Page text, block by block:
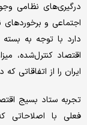
درگیری‌های نظامی
اجتماعی و
دارد با توجه به
اقتصاد کنترل‌شده،
ایران را از اتفاقاتی
فعلی با اصلاحاتی